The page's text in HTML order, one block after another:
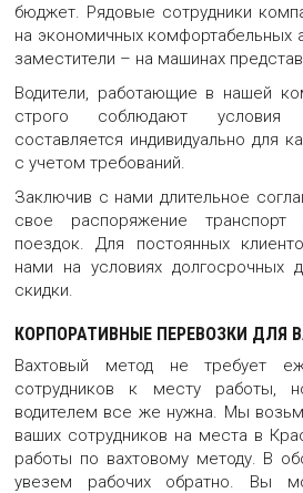
бюджет. Рядовые сотрудники
на экономичных комфортабельных
заместители – на машинах
Водители, работающие в нашей
строго соблюдают условия
составляется индивидуально для
с учетом требований.
Заключив с нами длительное
свое распоряжение
поездок. Для постоянных
нами на условиях долгосрочных
скидки.
КОРПОРАТИВНЫЕ ПЕРЕВОЗКИ ДЛЯ
Вахтовый метод не требует
сотрудников к месту работы,
водителем все же нужна. Мы
ваших сотрудников на места в
работы по вахтовому методу. В
увезем рабочих обратно. Вы